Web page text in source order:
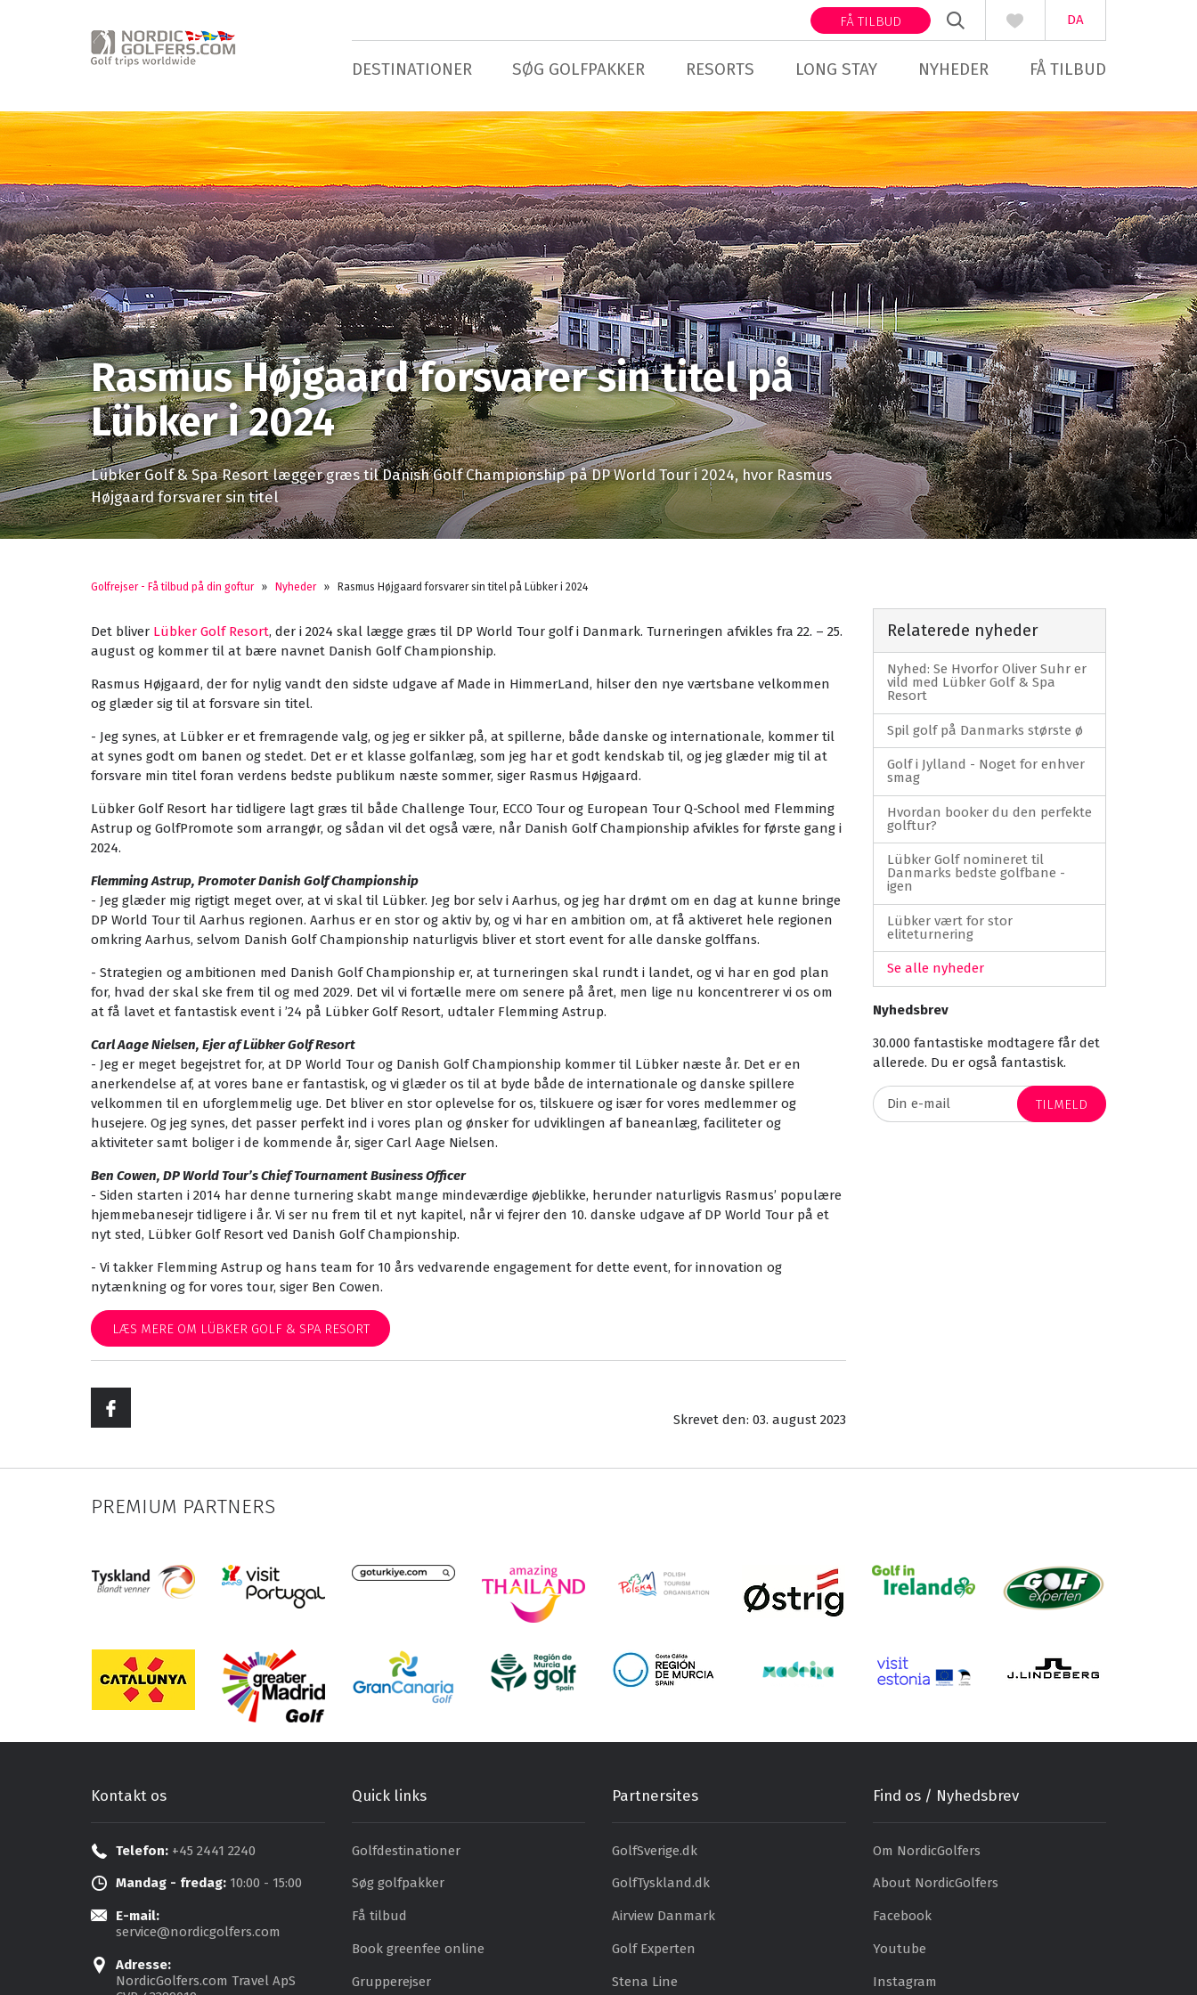
DA
FÅ TILBUD
DESTINATIONER SØG GOLFPAKKER RESORTS LONG STAY NYHEDER FÅ TILBUD
Rasmus Højgaard forsvarer sin titel på
Lübker i 2024
Lübker Golf & Spa Resort lægger græs til Danish Golf Championship på DP World Tour i 2024, hvor Rasmus
Højgaard forsvarer sin titel
Golfrejser - Få tilbud på din goftur » Nyheder » Rasmus Højgaard forsvarer sin titel på Lübker i 2024
Det bliver Lübker Golf Resort, der i 2024 skal lægge græs til DP World Tour golf i Danmark. Turneringen afvikles fra 22. – 25.
august og kommer til at bære navnet Danish Golf Championship.
Rasmus Højgaard, der for nylig vandt den sidste udgave af Made in HimmerLand, hilser den nye værtsbane velkommen
og glæder sig til at forsvare sin titel.
- Jeg synes, at Lübker er et fremragende valg, og jeg er sikker på, at spillerne, både danske og internationale, kommer til
at synes godt om banen og stedet. Det er et klasse golfanlæg, som jeg har et godt kendskab til, og jeg glæder mig til at
forsvare min titel foran verdens bedste publikum næste sommer, siger Rasmus Højgaard.
Lübker Golf Resort har tidligere lagt græs til både Challenge Tour, ECCO Tour og European Tour Q-School med Flemming
Astrup og GolfPromote som arrangør, og sådan vil det også være, når Danish Golf Championship afvikles for første gang i
2024.
Flemming Astrup, Promoter Danish Golf Championship
- Jeg glæder mig rigtigt meget over, at vi skal til Lübker. Jeg bor selv i Aarhus, og jeg har drømt om en dag at kunne bringe
DP World Tour til Aarhus regionen. Aarhus er en stor og aktiv by, og vi har en ambition om, at få aktiveret hele regionen
omkring Aarhus, selvom Danish Golf Championship naturligvis bliver et stort event for alle danske golffans.
- Strategien og ambitionen med Danish Golf Championship er, at turneringen skal rundt i landet, og vi har en god plan
for, hvad der skal ske frem til og med 2029. Det vil vi fortælle mere om senere på året, men lige nu koncentrerer vi os om
at få lavet et fantastisk event i ’24 på Lübker Golf Resort, udtaler Flemming Astrup.
Carl Aage Nielsen, Ejer af Lübker Golf Resort
- Jeg er meget begejstret for, at DP World Tour og Danish Golf Championship kommer til Lübker næste år. Det er en
anerkendelse af, at vores bane er fantastisk, og vi glæder os til at byde både de internationale og danske spillere
velkommen til en uforglemmelig uge. Det bliver en stor oplevelse for os, tilskuere og især for vores medlemmer og
husejere. Og jeg synes, det passer perfekt ind i vores plan og ønsker for udviklingen af baneanlæg, faciliteter og
aktiviteter samt boliger i de kommende år, siger Carl Aage Nielsen.
Ben Cowen, DP World Tour’s Chief Tournament Business Officer
- Siden starten i 2014 har denne turnering skabt mange mindeværdige øjeblikke, herunder naturligvis Rasmus’ populære
hjemmebanesejr tidligere i år. Vi ser nu frem til et nyt kapitel, når vi fejrer den 10. danske udgave af DP World Tour på et
nyt sted, Lübker Golf Resort ved Danish Golf Championship.
- Vi takker Flemming Astrup og hans team for 10 års vedvarende engagement for dette event, for innovation og
nytænkning og for vores tour, siger Ben Cowen.
LÆS MERE OM LÜBKER GOLF & SPA RESORT
Skrevet den: 03. august 2023
Relaterede nyheder
Nyhed: Se Hvorfor Oliver Suhr er
vild med Lübker Golf & Spa
Resort
Spil golf på Danmarks største ø
Golf i Jylland - Noget for enhver
smag
Hvordan booker du den perfekte
golftur?
Lübker Golf nomineret til
Danmarks bedste golfbane -
igen
Lübker vært for stor
eliteturnering
Se alle nyheder
Nyhedsbrev
30.000 fantastiske modtagere får det
allerede. Du er også fantastisk.
TILMELD
PREMIUM PARTNERS
Kontakt os
Telefon: +45 2441 2240
Mandag - fredag: 10:00 - 15:00
E-mail:
service@nordicgolfers.com
Adresse:
NordicGolfers.com Travel ApS
Quick links
Golfdestinationer
Søg golfpakker
Få tilbud
Book greenfee online
Grupperejser
Partnersites
GolfSverige.dk
GolfTyskland.dk
Airview Danmark
Golf Experten
Stena Line
Find os / Nyhedsbrev
Om NordicGolfers
About NordicGolfers
Facebook
Youtube
Instagram